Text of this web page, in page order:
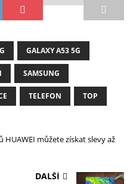
GALAXY A53 5G
SAMSUNG
TELEFON TOP
HUAWEI můžete získat slevy až
DALŠÍ